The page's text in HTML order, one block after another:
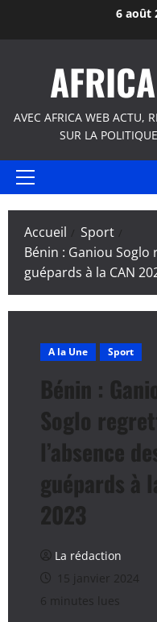
6 août
AVEC AFRICA WEB ACTU,
SUR LA
Menu
Accueil
Sport
Bénin : Ganiou Soglo
guépards à la CAN
A la Une Sport
Bénin :
Soglo
l’absence
guépards à
2023
La rédaction
15 janvier 2024
6 minutes lues